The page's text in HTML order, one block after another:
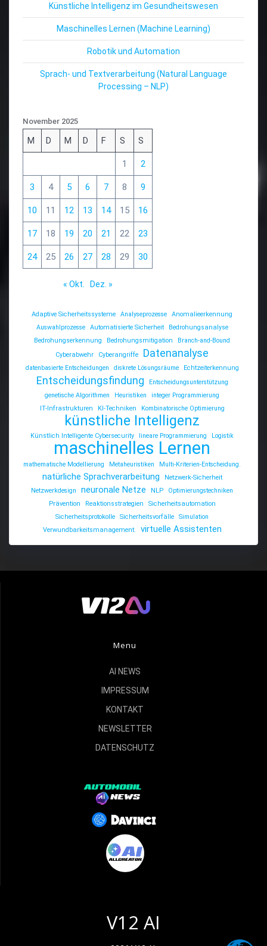
Künstliche Intelligenz im Gesundheitswesen
Maschinelles Lernen (Machine Learning)
Robotik und Automation
Sprach- und Textverarbeitung (Natural Language
Processing – NLP)
November 2025
M D M D F S S
1 2
3 4 5 6 7 8 9
10 11 12 13 14 15 16
17 18 19 20 21 22 23
24 25 26 27 28 29 30
« Okt. Dez. »
Adaptive Sicherheitssysteme Analyseprozesse
Anomalieerkennung
Auswahlprozesse
Automatisierte Sicherheit
Bedrohungsanalyse
Bedrohungserkennung
Bedrohungsmitigation
Branch-and-Bound
Cyberabwehr
Cyberangriffe Datenanalyse
datenbasierte Entscheidungen diskrete Lösungsräume Echtzeiterkennung
Entscheidungsfindung
Entscheidungsunterstützung
genetische Algorithmen
Heuristiken
integer Programmierung
IT-Infrastrukturen
KI-Techniken Kombinatorische Optimierung
künstliche Intelligenz
Künstlich Intelligente Cybersecurity lineare Programmierung Logistik
maschinelles Lernen
mathematische Modellierung Metaheuristiken Multi-Kriterien-Entscheidung.
natürliche Sprachverarbeitung
Netzwerk-Sicherheit
Netzwerkdesign
neuronale Netze NLP
Optimierungstechniken
Prävention
Reaktionsstrategien
Sicherheitsautomation
Sicherheitsprotokolle
Sicherheitsvorfälle
Simulation
Verwundbarkeitsmanagement.
virtuelle Assistenten
Menu
AI NEWS
IMPRESSUM
KONTAKT
NEWSLETTER
DATENSCHUTZ
V12 AI